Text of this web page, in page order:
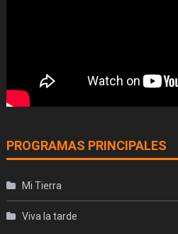
PROGRAMAS PRINCIPALES
Mi Tierra
Viva la tarde